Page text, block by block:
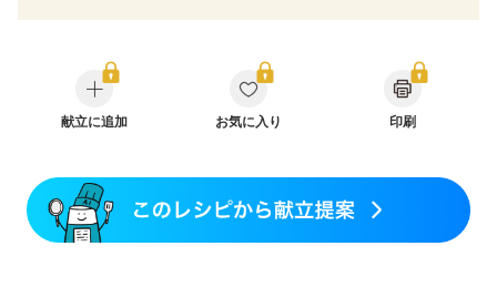
乳がん（抗がん剤治療中）
乳がん（ホルモン療法中）
乳がん（放射線治療中）
乳がん治療を終えた方・経過観察中の方など
妊娠中(初期)
妊婦健診・血糖値が気になる（初期）
妊娠糖尿病(初期)
産後（母乳）
産後（混合栄養）
産後（ミルク）
献立に追加 お気に入り 印刷